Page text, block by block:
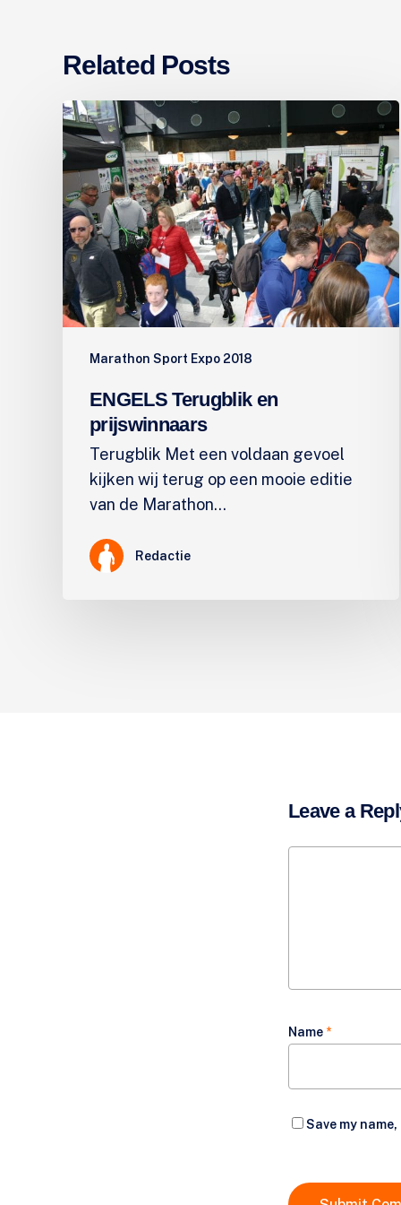
Related Posts
Marathon Sport Expo 2018
ENGELS
Terugblik
en
prijswinnaars
ENGELS Terugblik en
prijswinnaars
Terugblik Met een voldaan gevoel
kijken wij terug op een mooie editie
van de Marathon…
Redactie
Leave a
Name *
Save my